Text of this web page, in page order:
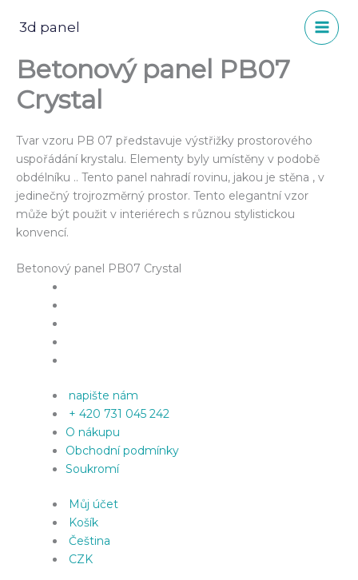
3d panel
Betonový panel PB07
Crystal
Tvar vzoru PB 07 představuje výstřižky prostorového
uspořádání krystalu. Elementy byly umístěny v podobě
obdélníku .. Tento panel nahradí rovinu, jakou je stěna , v
jedinečný trojrozměrný prostor. Tento elegantní vzor
může být použit v interiérech s různou stylistickou
konvencí.
Betonový panel PB07 Crystal
napište nám
+ 420 731 045 242
O nákupu
Obchodní podmínky
Soukromí
Můj účet
Košík
Čeština
CZK